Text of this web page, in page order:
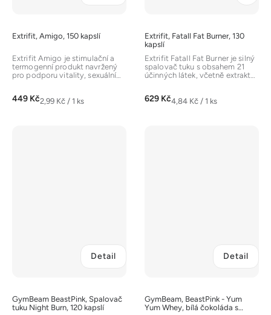
Extrifit, Amigo, 150 kapslí
449 KčMěrná
2,99 Kč / 1 ks
Extrifit Amigo je stimulační a
termogenní produkt navržený
pro podporu vitality, sexuální
Extrifit, Fatall Fat Burner, 130
kapslí
629 KčMěrná
4,84 Kč / 1 ks
Extrifit Fatall Fat Burner je silný
spalovač tuku s obsahem 21
účinných látek, včetně extraktů
GymBeam BeastPink, Spalovač
tuku Night Burn, 120 kapslí
Detail
GymBeam, BeastPink - Yum
Yum Whey, bílá čokoláda s
Detail